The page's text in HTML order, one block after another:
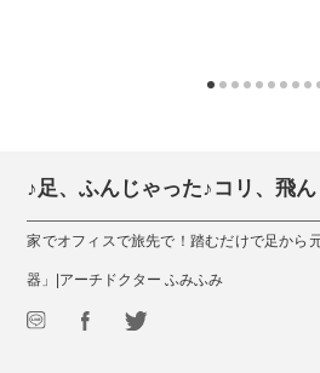
♪足、ふんじゃった♪コリ、飛
家でオフィスで旅先で！踏むだけで足から
器」|アーチドクター ふみふみ